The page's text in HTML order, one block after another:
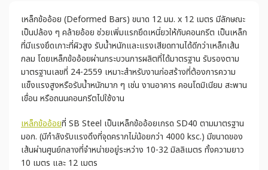
เหล็กข้ออ้อย (Deformed Bars) ขนาด 12 มม. x 12 เมตร มีลักษณะ
เป็นปล้อง ๆ คล้ายอ้อย ช่วยเพิ่มแรกยึดเหนี่ยวให้กับคอนกรีต เป็นเหล็ก
ที่มีแรงยึดเกาะที่ผิวสูง รับน้ำหนักและแรงเสียดทานได้ดีกว่าเหล็กเส้น
กลม โดยเหล็กข้ออ้อยผ่านกระบวนการผลิตที่ได้มาตรฐาน รับรองตาม
มาตรฐานเลขที่ 24-2559 เหมาะสำหรับงานก่อสร้างที่ต้องการความ
แข็งแรงสูงหรือรับน้ำหนักมาก ๆ เช่น งานอาคาร คอนโดมิเนียม สะพาน
เขื่อน หรือถนนคอนกรีตไปใช้งาน
เหล็กข้ออ้อยที่ SB Steel เป็นเหล็กข้ออ้อยเกรด SD40 ตามมาตรฐาน
มอก. (มีกำลังรับแรงดึงที่จุดครากไม่น้อยกว่า 4000 ksc.) มีขนาดของ
เส้นผ่านศูนย์กลางที่จำหน่ายอยู่ระหว่าง 10-32 มิลลิเมตร ทั้งความยาว
10 เมตร และ 12 เมตร